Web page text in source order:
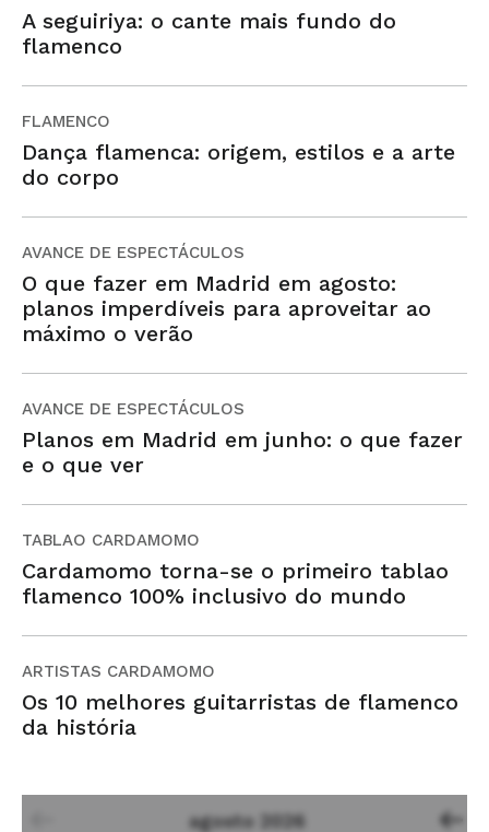
A seguiriya: o cante mais fundo do
flamenco
FLAMENCO
Dança flamenca: origem, estilos e a arte
do corpo
AVANCE DE ESPECTÁCULOS
O que fazer em Madrid em agosto:
planos imperdíveis para aproveitar ao
máximo o verão
AVANCE DE ESPECTÁCULOS
Planos em Madrid em junho: o que fazer
e o que ver
TABLAO CARDAMOMO
Cardamomo torna-se o primeiro tablao
flamenco 100% inclusivo do mundo
ARTISTAS CARDAMOMO
Os 10 melhores guitarristas de flamenco
da história